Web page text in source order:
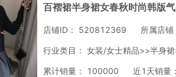
百褶裙半身裙女春秋时尚韩版
店铺ID： 520812369 所属店铺
行业类目： 女装/女士精品>>半身
累计销量： 100000 近1天销量：